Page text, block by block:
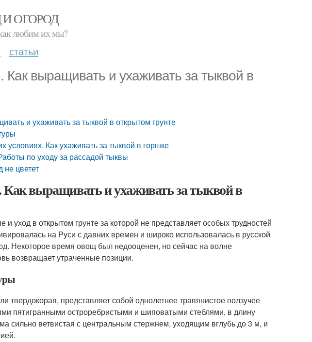
ОГОРОД
любим их мы?
статьи
Как выращивать и ухаживать за тыквой в
и ухаживать за тыквой в открытом грунте
условиях. Как ухаживать за тыквой в горшке
по уходу за рассадой тыквы
не цветет
выращивать и ухаживать за тыквой в
уход в открытом грунте за которой не представляет особых трудностей
на Руси с давних времен и широко использовалась в русской
Некоторое время овощ был недооценен, но сейчас на волне
возвращает утраченные позиции.
твердокорая, представляет собой однолетнее травянистое ползучее
пятигранными остроребристыми и шиповатыми стеблями, в длину
сильно ветвистая с центральным стержнем, уходящим вглубь до 3 м, и